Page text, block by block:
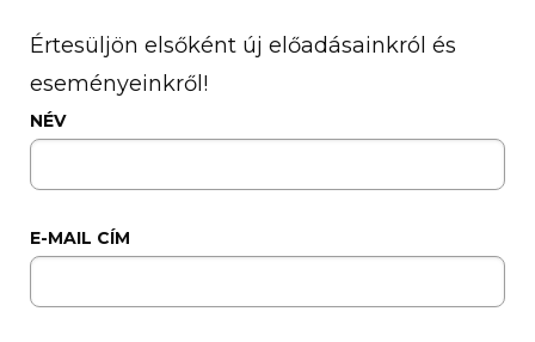
Értesüljön elsőként új előadásainkról és
eseményeinkről!
NÉV
E-MAIL CÍM